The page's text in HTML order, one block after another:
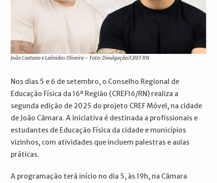
João Caetano e Leônidas Oliveira – Foto: Divulgação/CREF RN
Nos dias 5 e 6 de setembro, o Conselho Regional de
Educação Física da 16ª Região (CREF16/RN) realiza a
segunda edição de 2025 do projeto CREF Móvel, na cidade
de João Câmara. A iniciativa é destinada a profissionais e
estudantes de Educação Física da cidade e municípios
vizinhos, com atividades que incluem palestras e aulas
práticas.
A programação terá início no dia 5, às 19h, na Câmara